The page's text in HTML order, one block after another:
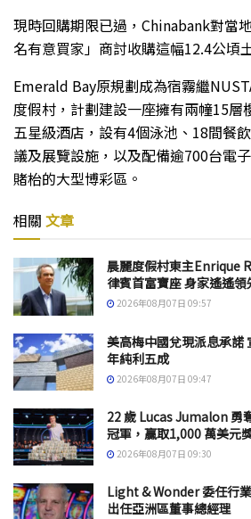
現時回購期限已過，Chinabank對當
名有意買家」商討收購這幅12.4公頃
Emerald Bay原規劃成為宿霧繼
度假村，計劃建設一座擁有兩幢15層
五星級酒店，設有4個泳池、18間餐
議及展覽設施，以及配備逾700台電
賭枱的大型博彩區。
相關 文章
晨麗度假村東主Enrique
律賓首富寶座 身家遙遙領
2026年08月07日 09:57
美高梅中國兌現派息承諾
年純利五成
2026年08月07日 09:47
22 歲 Lucas Jumalon 勇
冠軍，贏取1,000 萬美元
2026年08月07日 09:30
Light & Wonder 委任行
出任亞洲區董事總經理